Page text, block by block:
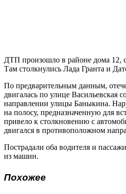
ДТП произошло в районе дома 12,
Там столкнулись Лада Гранта и
По предварительным данным,
двигалась по улице Васильевская
направлении улицы Баныкина.
на полосу, предназначенную для
привело к столкновению с
двигался в противоположном
Пострадали оба водителя и
из машин.
Похожее